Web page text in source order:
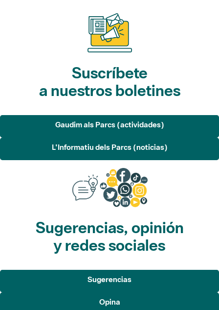
Suscríbete
a nuestros boletines
Gaudim als Parcs (actividades)
L'Informatiu dels Parcs (noticias)
Sugerencias, opinión
y redes sociales
Sugerencias
Opina